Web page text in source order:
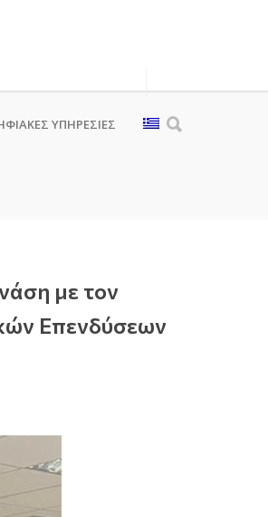
ΥΠΗΡΕΣΊΕΣ
με τον
Επενδύσεων